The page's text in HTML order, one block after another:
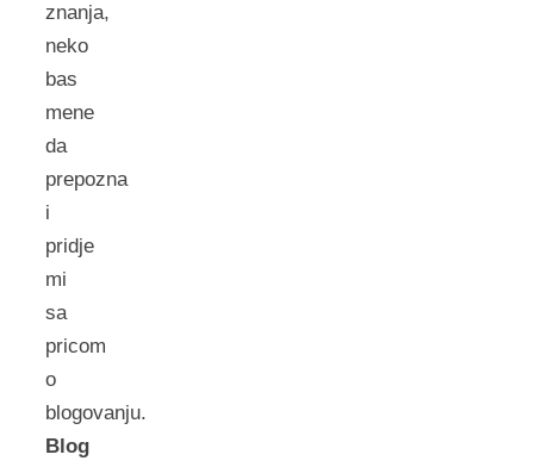
znanja,
neko
bas
mene
da
prepozna
i
pridje
mi
sa
pricom
o
blogovanju.
Blog